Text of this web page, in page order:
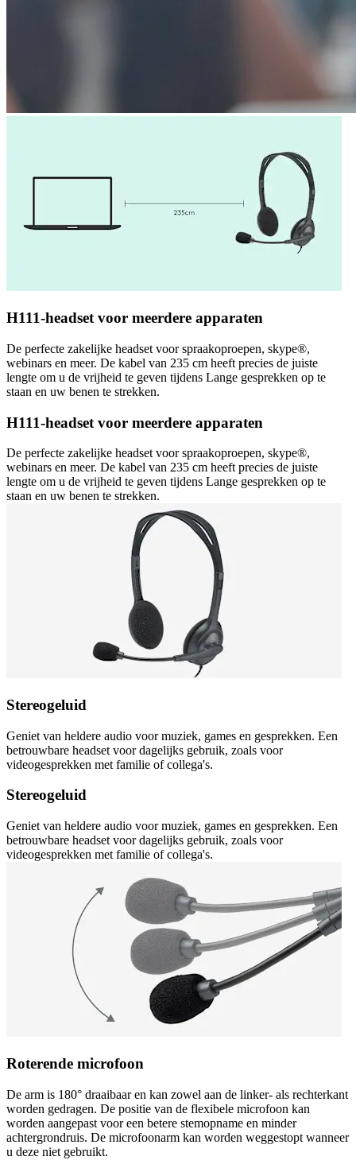
H111-headset voor meerdere apparaten
De perfecte zakelijke headset voor spraakoproepen, skype®,
webinars en meer. De kabel van 235 cm heeft precies de juiste
lengte om u de vrijheid te geven tijdens Lange gesprekken op te
staan en uw benen te strekken.
H111-headset voor meerdere apparaten
De perfecte zakelijke headset voor spraakoproepen, skype®,
webinars en meer. De kabel van 235 cm heeft precies de juiste
lengte om u de vrijheid te geven tijdens Lange gesprekken op te
staan en uw benen te strekken.
Stereogeluid
Geniet van heldere audio voor muziek, games en gesprekken. Een
betrouwbare headset voor dagelijks gebruik, zoals voor
videogesprekken met familie of collega's.
Stereogeluid
Geniet van heldere audio voor muziek, games en gesprekken. Een
betrouwbare headset voor dagelijks gebruik, zoals voor
videogesprekken met familie of collega's.
Roterende microfoon
De arm is 180° draaibaar en kan zowel aan de linker- als rechterkant
worden gedragen. De positie van de flexibele microfoon kan
worden aangepast voor een betere stemopname en minder
achtergrondruis. De microfoonarm kan worden weggestopt wanneer
u deze niet gebruikt.